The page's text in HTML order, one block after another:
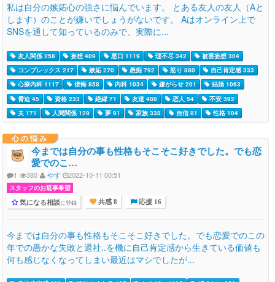
私は自分の嫉妬心の強さに悩んでいます。 とある友人の友人（Aと
します）のことが嫌いでしょうがないです。 Aはオンライン上で
SNSを通して知っているのみで、実際に...
友人関係 258 妄想 409 悪口 1119 理不尽 342
被害妄想 304
コンプレックス 217
嫉妬 270 愚痴 792 怒り 880
自己肯定感 333
心療内科 1117
後悔 858 内科 1034 嫌がらせ 201
結婚 1063
脅迫 45
資格 233 絶縁 71 友達 488 恋人 54
不安 392
夫 171
人間関係 129 夢 91 家族 338 自信 81 性格 104
心の悩み
今までは自分の事も性格もそこそこ好きでした。でも恋
愛でのこ…
1 380 やす 2022-10-11 00:51
スタッフのお返事希望
気になる相談に登録 共感 8 応援 16
今までは自分の事も性格もそこそこ好きでした。でも恋愛でのこの
年での愚かな失敗と退社..を機に自己肯定感から生きている価値も
何も感じなくなってしまい最近はマシでしたが...